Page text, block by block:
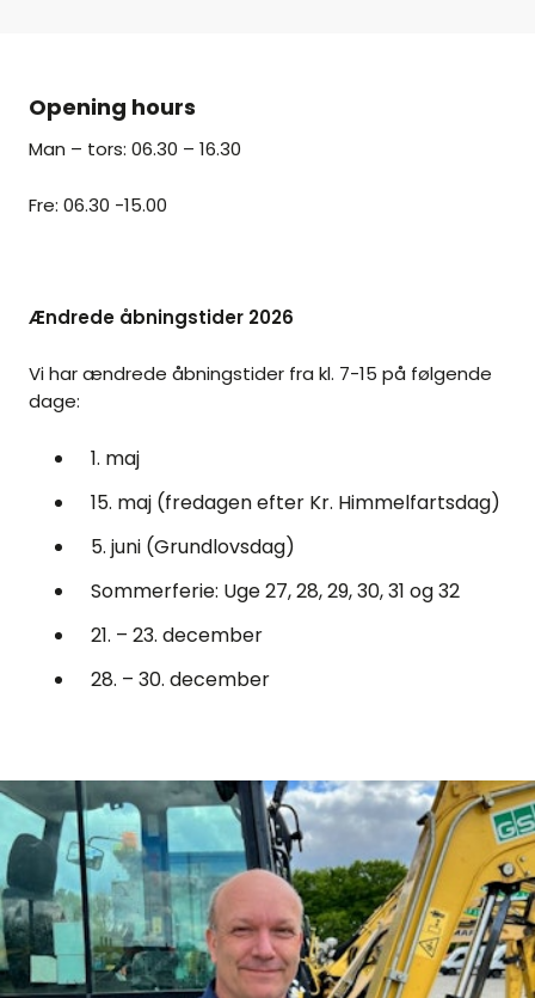
Opening hours
Man – tors: 06.30 – 16.30
Fre: 06.30 -15.00
Ændrede åbningstider 2026
Vi har ændrede åbningstider fra kl. 7-15 på følgende
dage:
1. maj
15. maj (fredagen efter Kr. Himmelfartsdag)
5. juni (Grundlovsdag)
Sommerferie: Uge 27, 28, 29, 30, 31 og 32
21. – 23. december
28. – 30. december